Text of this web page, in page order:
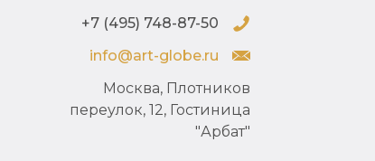
+7 (495) 748-87-50
info@art-globe.ru
Москва, Плотников
переулок, 12, Гостиница
"Арбат"